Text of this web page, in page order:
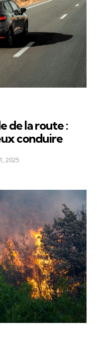
de la route :
conduire
2025